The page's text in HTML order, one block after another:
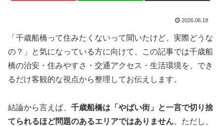
2026.06.18
「千歳船橋って住みたくないって聞いたけど、実際どうな
の？」と気になっている方に向けて、この記事では千歳船
橋の治安・住みやすさ・交通アクセス・生活環境を、でき
るだけ客観的な視点から整理してお伝えします。
結論から言えば、 千歳船橋は「やばい街」と一言で切り捨
てられるほど問題のあるエリアではありません。ただし、